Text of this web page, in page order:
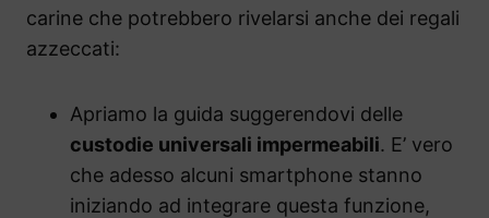
carine che potrebbero rivelarsi anche dei regali
azzeccati:
Apriamo la guida suggerendovi delle
custodie universali impermeabili. E’ vero
che adesso alcuni smartphone stanno
iniziando ad integrare questa funzione,